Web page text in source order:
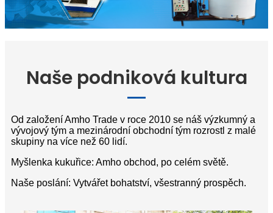
Naše podniková kultura
Od založení Amho Trade v roce 2010 se náš výzkumný a
vývojový tým a mezinárodní obchodní tým rozrostl z malé
skupiny na více než 60 lidí.
Myšlenka kukuřice: Amho obchod, po celém světě.
Naše poslání: Vytvářet bohatství, všestranný prospěch.